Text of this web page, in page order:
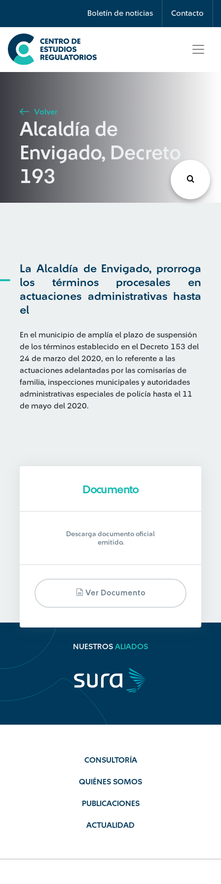
Boletín de noticias Contacto
Búsqueda
Seleccione país
Buscar
Volver
Alcaldía de
Envigado, Decreto
193
La Alcaldía de Envigado, prorroga
los términos procesales en
actuaciones administrativas hasta
el
En el municipio de amplía el plazo de suspensión
de los términos establecido en el Decreto 153 del
24 de marzo del 2020, en lo referente a las
actuaciones adelantadas por las comisarías de
familia, inspecciones municipales y autoridades
administrativas especiales de policía hasta el 11
de mayo del 2020.
Documento
Descarga documento oficial
emitido.
Ver Documento
NUESTROS ALIADOS
CONSULTORÍA
QUIÉNES SOMOS
PUBLICACIONES
ACTUALIDAD